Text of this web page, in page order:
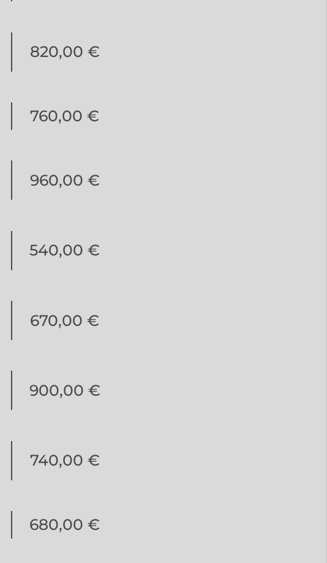
820,00 €
760,00 €
960,00 €
540,00 €
670,00 €
900,00 €
740,00 €
680,00 €